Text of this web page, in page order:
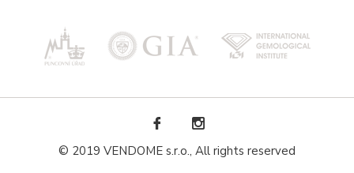
© 2019 VENDOME s.r.o., All rights reserved